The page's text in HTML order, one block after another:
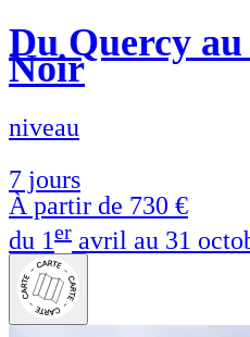
Du Quercy
Noir
niveau
7 jours
À partir de 730 €
du 1er avril au 31